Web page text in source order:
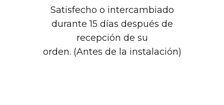
Satisfecho o intercambiado
durante 15 días después de
recepción de su
orden. (Antes de la instalación)